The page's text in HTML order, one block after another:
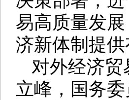
易高质量发
济新体制提供
对外经济
立峰，国务